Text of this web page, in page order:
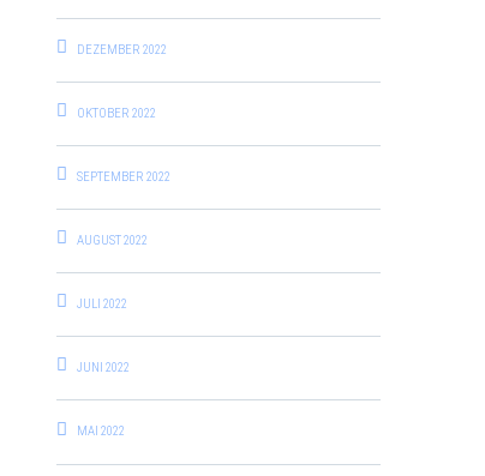
DEZEMBER 2022
OKTOBER 2022
SEPTEMBER 2022
AUGUST 2022
JULI 2022
JUNI 2022
MAI 2022